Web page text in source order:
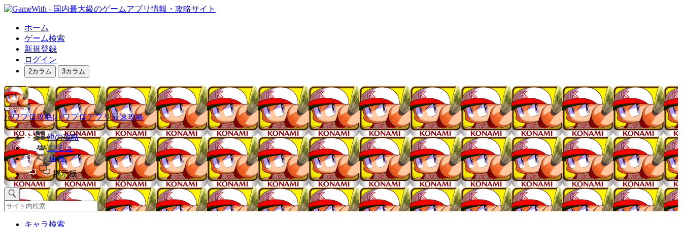
ホーム
ゲーム検索
新規登録
ログイン
2カラム 3カラム
パワプロ攻略|パワプロアプリ最速攻略
他の攻略
コミュ
速報
掲示板
キャラ検索